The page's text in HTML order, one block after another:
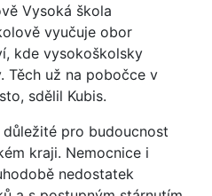
Vysoká škola
vyučuje obor
kde vysokoškolsky
Těch už na pobočce v
sdělil Kubis.
pro budoucnost
kraji. Nemocnice i
nedostatek